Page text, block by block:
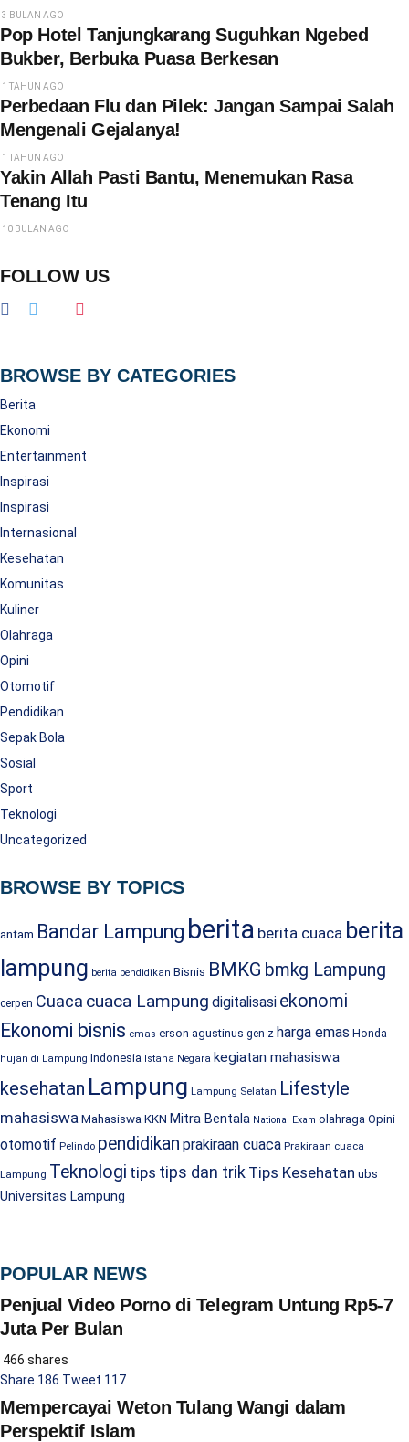
3 BULAN AGO
Pop Hotel Tanjungkarang Suguhkan Ngebed
Bukber, Berbuka Puasa Berkesan
1 TAHUN AGO
Perbedaan Flu dan Pilek: Jangan Sampai Salah
Mengenali Gejalanya!
1 TAHUN AGO
Yakin Allah Pasti Bantu, Menemukan Rasa
Tenang Itu
10 BULAN AGO
FOLLOW US
BROWSE BY CATEGORIES
Berita
Ekonomi
Entertainment
Inspirasi
Inspirasi
Internasional
Kesehatan
Komunitas
Kuliner
Olahraga
Opini
Otomotif
Pendidikan
Sepak Bola
Sosial
Sport
Teknologi
Uncategorized
BROWSE BY TOPICS
antam Bandar Lampung berita berita cuaca berita
lampung berita pendidikan Bisnis BMKG bmkg Lampung
cerpen Cuaca cuaca Lampung digitalisasi ekonomi
Ekonomi bisnis emas erson agustinus gen z harga emas Honda
hujan di Lampung Indonesia Istana Negara kegiatan mahasiswa
kesehatan Lampung Lampung Selatan Lifestyle
mahasiswa Mahasiswa KKN Mitra Bentala National Exam olahraga Opini
otomotif Pelindo pendidikan prakiraan cuaca Prakiraan cuaca
Lampung Teknologi tips tips dan trik Tips Kesehatan ubs
Universitas Lampung
POPULAR NEWS
Penjual Video Porno di Telegram Untung Rp5-7
Juta Per Bulan
466 shares
Share 186 Tweet 117
Mempercayai Weton Tulang Wangi dalam
Perspektif Islam